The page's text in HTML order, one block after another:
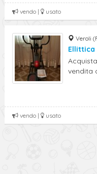
vendo | usato
Veroli
Ellittica
vendita
vendo | usato